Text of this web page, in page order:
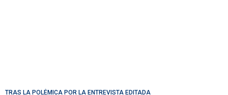
TRAS LA POLÉMICA POR LA ENTREVISTA EDITADA